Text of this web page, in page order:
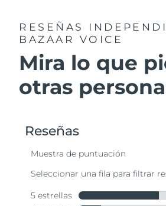
RESEÑAS
BAZAAR VOICE
Mira lo que
otras